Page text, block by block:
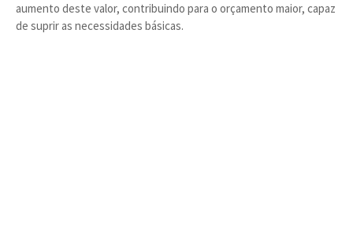
aumento deste valor, contribuindo para o orçamento maior, capaz
de suprir as necessidades básicas.